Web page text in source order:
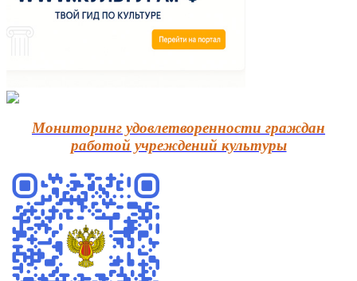
Мониторинг удовлетворенности граждан
работой учреждений культуры